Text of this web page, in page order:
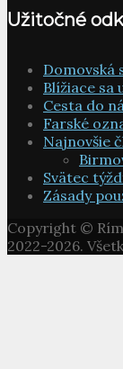
Užitočné
Domovská
Blížiace sa
Cesta do
Farské
Najnovšie
Svätec
Zásady
Copyright ©
2022-2026.